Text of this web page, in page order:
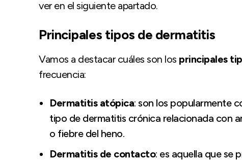
ver en el siguiente apartado.
Principales tipos de dermatitis
Vamos a destacar cuáles son los principales
frecuencia:
Dermatitis atópica: son los popularmente
tipo de dermatitis crónica relacionada con
o fiebre del heno.
Dermatitis de contacto: es aquella que se